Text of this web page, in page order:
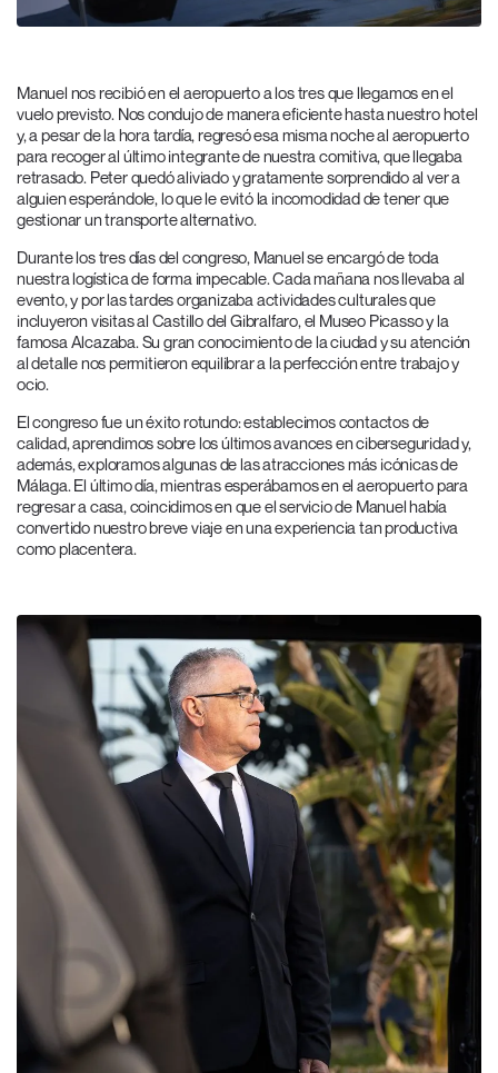
Manuel nos recibió en el aeropuerto a los tres que llegamos en el
vuelo previsto. Nos condujo de manera eficiente hasta nuestro hotel
y, a pesar de la hora tardía, regresó esa misma noche al aeropuerto
para recoger al último integrante de nuestra comitiva, que llegaba
retrasado. Peter quedó aliviado y gratamente sorprendido al ver a
alguien esperándole, lo que le evitó la incomodidad de tener que
gestionar un transporte alternativo.
Durante los tres días del congreso, Manuel se encargó de toda
nuestra logística de forma impecable. Cada mañana nos llevaba al
evento, y por las tardes organizaba actividades culturales que
incluyeron visitas al Castillo del Gibralfaro, el Museo Picasso y la
famosa Alcazaba. Su gran conocimiento de la ciudad y su atención
al detalle nos permitieron equilibrar a la perfección entre trabajo y
ocio.
El congreso fue un éxito rotundo: establecimos contactos de
calidad, aprendimos sobre los últimos avances en ciberseguridad y,
además, exploramos algunas de las atracciones más icónicas de
Málaga. El último día, mientras esperábamos en el aeropuerto para
regresar a casa, coincidimos en que el servicio de Manuel había
convertido nuestro breve viaje en una experiencia tan productiva
como placentera.